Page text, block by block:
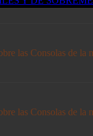
las Consolas de la
las Consolas de la